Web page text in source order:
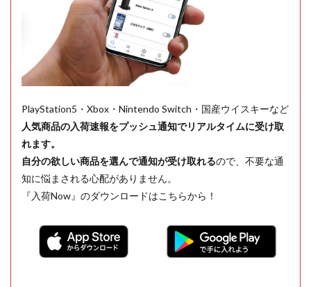
PlayStation5・Xbox・Nintendo Switch・国産ウイスキーなど
人気商品の入荷速報をプッシュ通知でリアルタイムに受け取
れます。
自分の欲しい商品を選んで通知が受け取れるので、不要な通
知に悩まされる心配がありません。
『入荷Now』のダウンロードはこちらから！